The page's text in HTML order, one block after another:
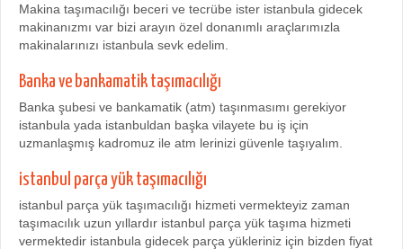
Makina taşımacılığı beceri ve tecrübe ister istanbula gidecek
makinanızmı var bizi arayın özel donanımlı araçlarımızla
makinalarınızı istanbula sevk edelim.
Banka ve bankamatik taşımacılığı
Banka şubesi ve bankamatik (atm) taşınmasımı gerekiyor
istanbula yada istanbuldan başka vilayete bu iş için
uzmanlaşmış kadromuz ile atm lerinizi güvenle taşıyalım.
istanbul parça yük taşımacılığı
istanbul parça yük taşımacılığı hizmeti vermekteyiz zaman
taşımacılık uzun yıllardır istanbul parça yük taşıma hizmeti
vermektedir istanbula gidecek parça yükleriniz için bizden fiyat